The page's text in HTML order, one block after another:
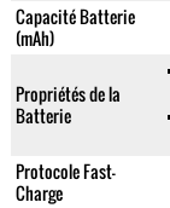
Capacité Batterie
(mAh)
Propriétés de la
Batterie
Protocole Fast-
Charge